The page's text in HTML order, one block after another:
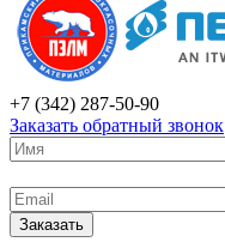
+7 (342) 287-50-90
Заказать обратный звонок
Заказать